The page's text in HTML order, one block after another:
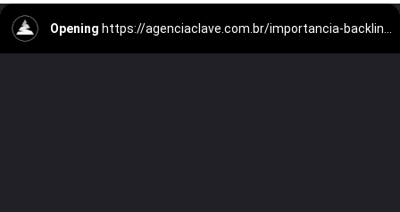
Opening https://agenciaclave.com.br/importancia-backlinks-seo/